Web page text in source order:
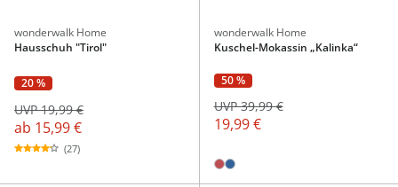
wonderwalk Home
Hausschuh "Tirol"
20 %
ab 15,99 €
UVP 19,99 €
(27)
wonderwalk Home
Kuschel-Mokassin „Kalinka“
50 %
19,99 €
UVP 39,99 €